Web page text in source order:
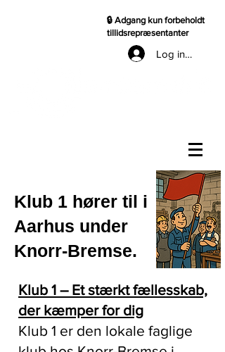
🔒 Adgang kun forbeholdt
tillidsrepræsentanter
Log ind til TR
Klub 1 hører til i
Aarhus under
Knorr-Bremse.
Klub 1 – Et stærkt fællesskab,
der kæmper for dig
Klub 1 er den lokale faglige